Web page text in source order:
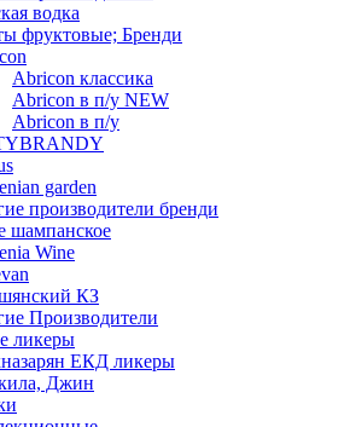
водка
фруктовые; Бренди
Abricon классика
Abricon в п/у NEW
Abricon в п/у
garden
производители бренди
шампанское
Wine
КЗ
Производители
ликеры
ЕКД ликеры
Джин